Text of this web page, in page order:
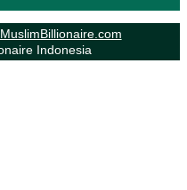
Indonesia